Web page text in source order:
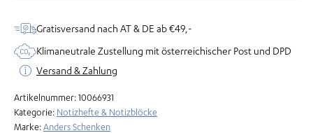
Gratisversand nach AT & DE ab €49,-
Klimaneutrale Zustellung mit österreichischer Post und DPD
Versand & Zahlung
Artikelnummer:10066931
Kategorie: Notizhefte & Notizblöcke
Marke:Anders Schenken